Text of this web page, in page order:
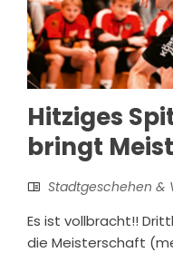
Hitziges
bringt
Stadtgeschehen &
Es ist vollbracht!!
die Meisterschaft